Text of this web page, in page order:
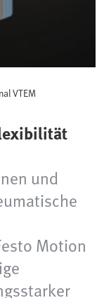
VTEM
und
Motion